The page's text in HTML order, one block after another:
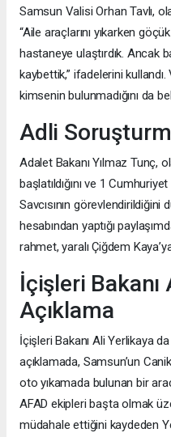
Samsun Valisi Orhan Tavlı,
“Aile araçlarını yıkarken
hastaneye ulaştırdık. Ancak
kaybettik,” ifadelerini
kimsenin bulunmadığını da
Adli
Adalet Bakanı Yılmaz Tunç,
başlatıldığını ve 1
Savcısının
hesabından yaptığı
rahmet, yaralı Çiğdem
İçişleri Bakanı
Açıklama
İçişleri Bakanı Ali Yerlikaya
açıklamada, Samsun’un
oto yıkamada bulunan bir
AFAD ekipleri başta olmak
müdahale ettiğini kaydeden